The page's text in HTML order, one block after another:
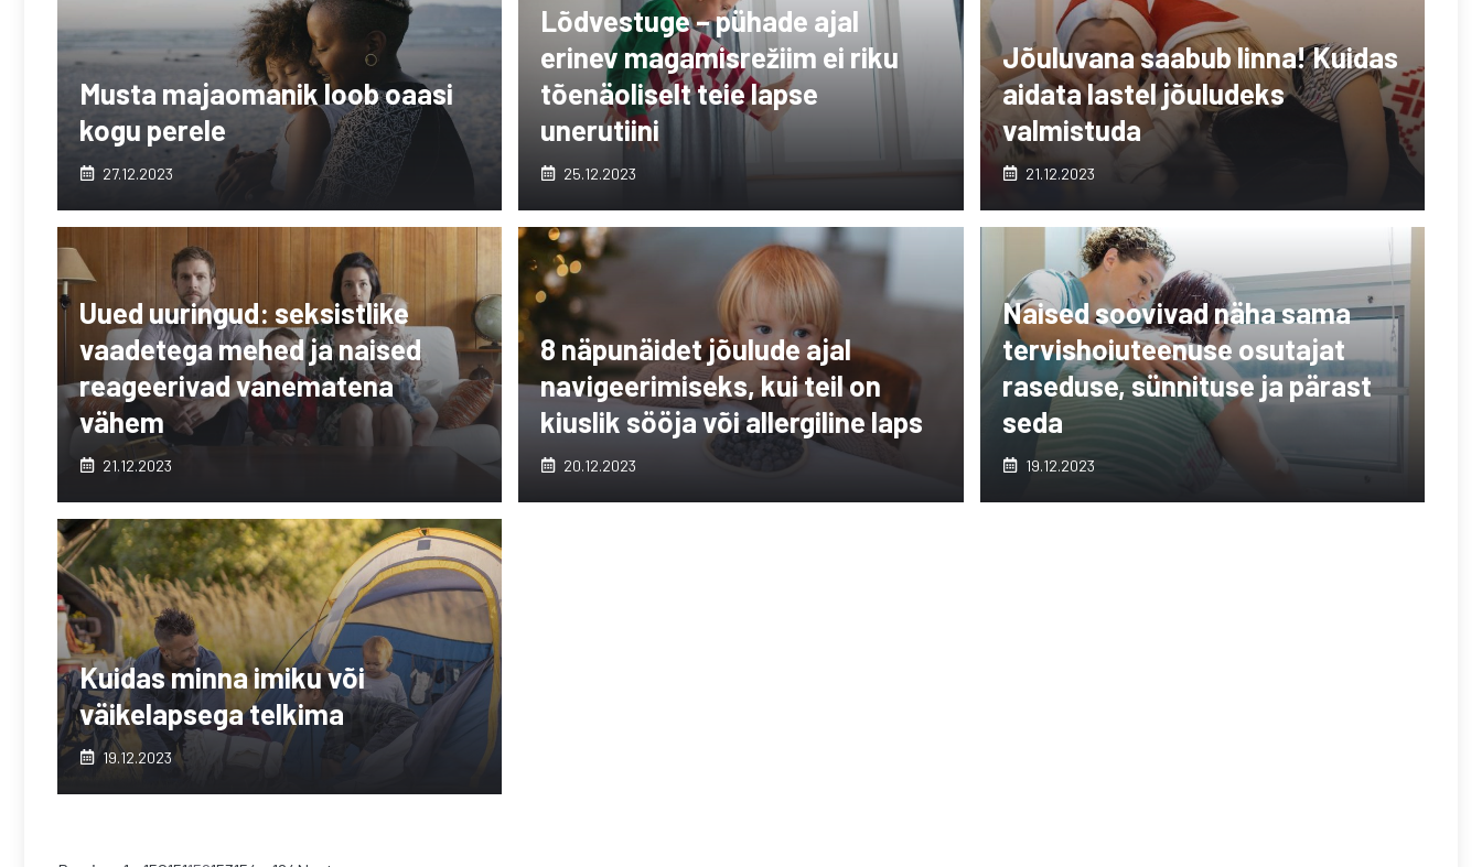
Musta majaomanik loob oaasi
kogu perele
27.12.2023
Lõdvestuge – pühade ajal
erinev magamisrežiim ei riku
tõenäoliselt teie lapse
unerutiini
25.12.2023
Jõuluvana saabub linna! Kuidas
aidata lastel jõuludeks
valmistuda
21.12.2023
Uued uuringud: seksistlike
vaadetega mehed ja naised
reageerivad vanematena
vähem
21.12.2023
8 näpunäidet jõulude ajal
navigeerimiseks, kui teil on
kiuslik sööja või allergiline laps
20.12.2023
Naised soovivad näha sama
tervishoiuteenuse osutajat
raseduse, sünnituse ja pärast
seda
19.12.2023
Kuidas minna imiku või
väikelapsega telkima
19.12.2023